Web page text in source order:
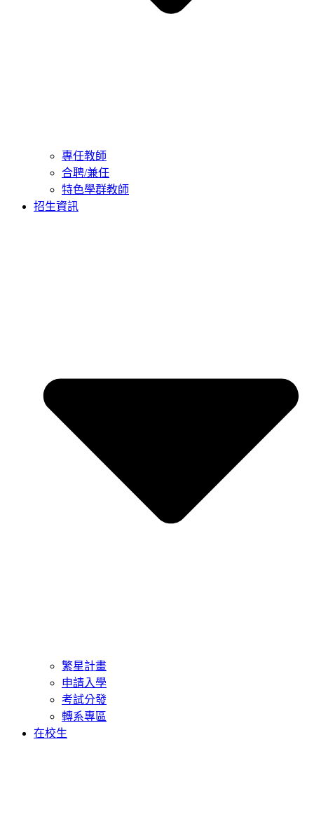
專任教師
合聘/兼任
特色學群教師
招生資訊
繁星計畫
申請入學
考試分發
轉系專區
在校生